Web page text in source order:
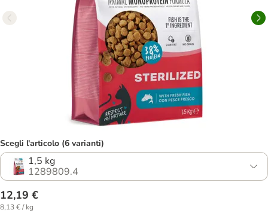
Scegli l'articolo (6 varianti)
1,5 kg
1289809.4
12,19 €
8,13 € / kg